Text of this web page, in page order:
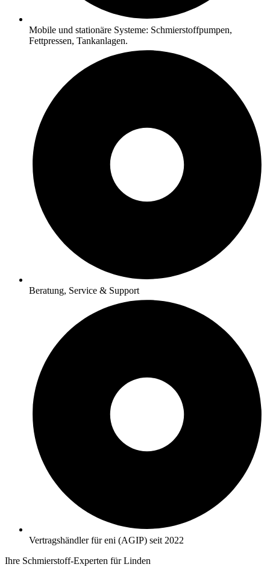
Mobile und stationäre Systeme: Schmierstoffpumpen,
Fettpressen, Tankanlagen.
Beratung, Service & Support
Vertragshändler für eni (AGIP) seit 2022
Ihre Schmierstoff-Experten für Linden